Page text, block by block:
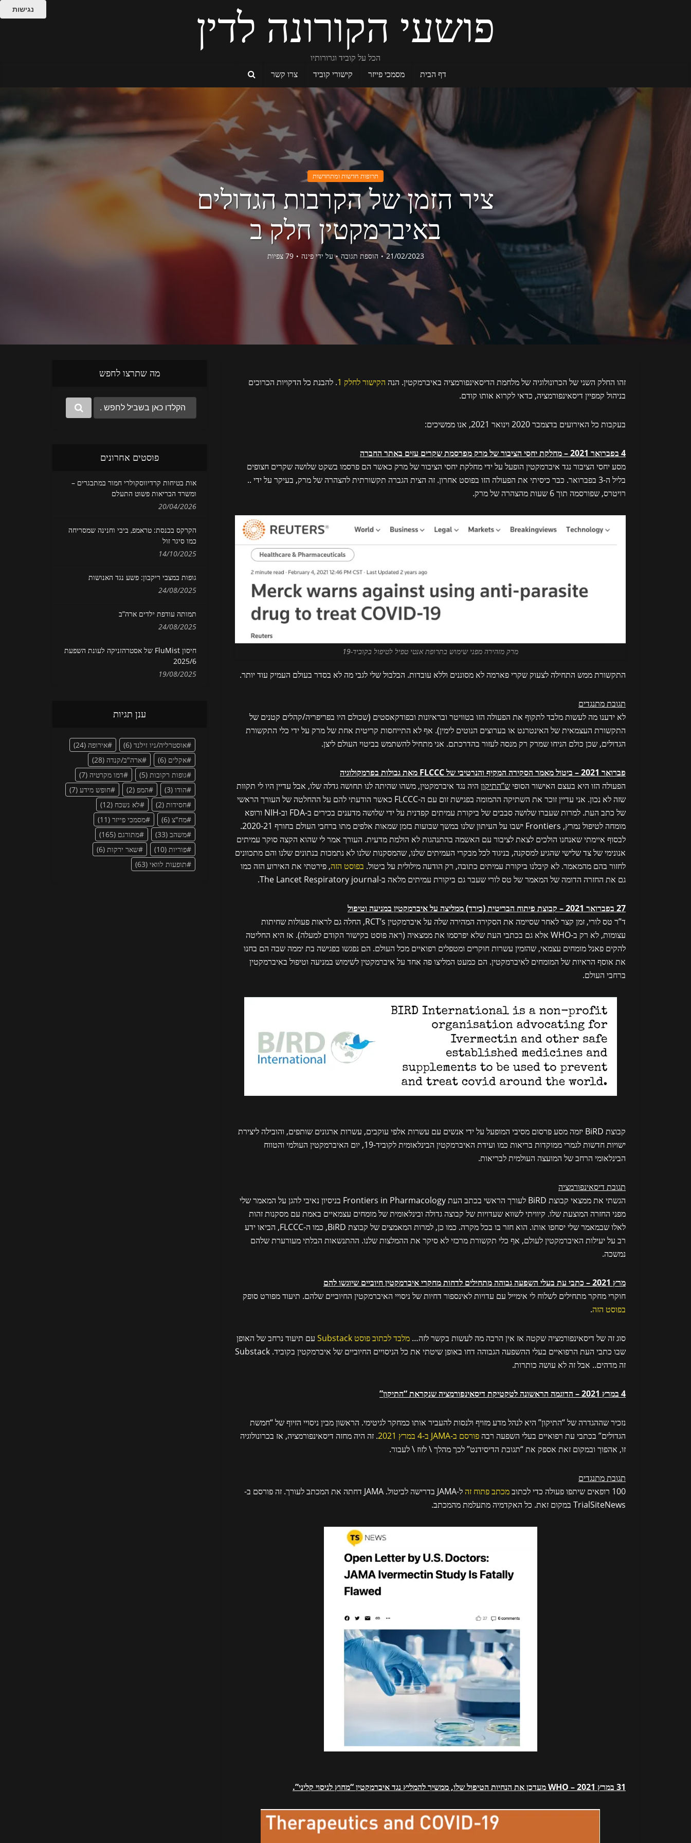
פושעי הקורונה לדין
הכל על קוביד וגרורותיו
דף הבית מסמכי פייזר קישורי קוביד צרו קשר
תרופות חדשות ומתחדשות
ציר הזמן של הקרבות הגדולים
באיברמקטין חלק ב
21/02/2023 הוספת תגובה על ידיפינה 79 צפיות
מה שתרצו לחפש
פוסטים אחרונים
אות בטיחות קרדיווסקולרי חמור במתבגרים –
ומשרד הבריאות פשוט התעלם
20/04/2026
הקרקס בכנסת: טראמפ, ביבי וחנינה שמסריחה
כמו סיגר זול
14/10/2025
גופות במצבי ריקבון: פשע נגד האנושות
24/08/2025
תמותה עודפת ילדים ארה”ב
24/08/2025
חיסון FluMist של אסטרהזניקה לעונת השפעת
2025/6
19/08/2025
ענן תגיות
אוסטרליה/ניו זילנד (6) אירופה (24)
אקלים (6) ארה"ב/קנדה (28)
גופות רקובות (5) דמו מקרטיה (7)
הודו (3) המפ (2) חופש מידע (7)
חסידות (2) לא נשכח (12)
מח"צ (6) מסמכי פייזר (11)
משהב (33) מתורגם (165)
פוריות (10) שאר ירקות (6)
תופעות לוואי (63)
זהו החלק השני של הכרונולוגיה של מלחמת הדיסאינפורמציה באיברמקטין. הנה הקישור לחלק 1
. להבנת כל הדקויות הכרוכים
בניהול קמפיין דיסאינפורמציה, כדאי לקרוא אותו קודם.
בעקבות כל האירועים בדצמבר 2020 וינואר 2021, אנו ממשיכים:
4 בפברואר 2021 – מחלקת יחסי הציבור של מרק מפרסמת שקרים עזים באתר החברה
מסע יחסי הציבור נגד איברמקטין הופעל על ידי מחלקת יחסי הציבור של מרק כאשר הם פרסמו בשקט שלושה שקרים חצופים
בליל ה-3 בפברואר. כבר כיסיתי את הפעולה הזו בפוסט אחרון. זה הצית הגברה תקשורתית להצהרה של מרק, בעיקר על ידי ..
רויטרס, שפורסמה תוך 6 שעות מהצהרה של מרק.
מרק מזהירה מפני שימוש בתרופת אנטי טפיל לטיפול בקוביד-19
התקשורת ממש התחילה לצעוק שקרי פארמה לא מסוננים וללא עובדות. הבלבול שלי לגבי מה לא בסדר בעולם העמיק עוד יותר.
תגובת מתנגדים
לא ידענו מה לעשות מלבד לתקוף את הפעולה הזו בטוויטר ובראיונות ובפודקאסטים (שכולם היו בפריפריה/קהלים קטנים של
התקשורת העצמאית של האינטרנט או בערוצים הנוטים לימין). אף לא התייחסות קריטית אחת של מרק על ידי כלי התקשורת
הגדולים, שכן כולם הניחו שמרק רק מנסה לעזור בהדרכתם. אני מתחיל להשתמש בביטוי העולם ליצן.
פברואר 2021 – ביטול מאמר הסקירה המקיף והנרטיבי של FLCCC מאת גבולות בפרמקולוגיה
הפעולה הזו היא בעצם האישור הסופיש”התיקון היה נגד איברמקטין, משהו שהיתה לנו תחושה גדלה שלו, אבל עדיין היו לי תקוות
שזה לא נכון. אני עדיין זוכר את השתיקה ההמומה בפגישת זום עם ה-FLCCC כאשר הודעתי להם על ההחלטה של העורך הראשי
של כתב העת. למרות שעברו שלושה סבבים של ביקורת עמיתים קפדנית על ידי שלושה מדענים בכירים ב-FDA וב-NIH ורופא
מומחה לטיפול נמרץ, Frontiers ישבו על העיתון שלנו במשך שבועות בזמן שמאות אלפים מתו ברחבי העולם בחורף 2020-21.
לבסוף איימתי שאנחנו הולכים לצאת לציבור עם האשמה בהתנהגות לא הולמת מדעית. העורך אמר לי שהוא הקצה סוקר עמיתים
אנונימי של צד שלישי שהגיע למסקנה, בניגוד לכל מבקרי העמיתים שלנו, שהמסקנות שלנו לא נתמכות בנתונים שלנו והם מתכוונים
לחזור בהם מהמאמר. לא קיבלנו ביקורת עמיתים כתובה, רק הודעה מילולית על ביטול. בפוסט הזה, פירטתי את האירוע הזה כמו
גם את החזרה הדומה של המאמר של טס לורי שעבר גם ביקורת עמיתים מלאה ב-The Lancet Respiratory journal.
27 בפברואר 2021 – קבוצת פיתוח הבריטית (בירד) ממליצה על איברמקטין במניעה וטיפול
ד”ר טס לורי, זמן קצר לאחר שסיימה את הסקירה המהירה שלה על איברמקטין RCT’s, החלה גם לראות פעולות שחיתות
עצומות, לא רק ב-WHO אלא גם בכתבי העת שלא יפרסמו את ממצאיה (ראה פוסט בקישור הקודם למעלה). אז היא החליטה
להקים פאנל מומחים עצמאי, שהזמין עשרות חוקרים ומטפלים רפואיים מכל העולם. הם נפגשו בפגישה בת יממה שבה הם בחנו
את אוסף הראיות של המומחים לאיברמקטין. הם כמעט המליצו פה אחד על איברמקטין לשימוש במניעה וטיפול באיברמקטין
ברחבי העולם.
קבוצת BiRD יזמה מסע פרסום מסיבי המופעל על ידי אנשים עם עשרות אלפי עוקבים, עשרות ארגונים שותפים, והובילה ליצירת
ישויות חדשות לגמרי ממוקדות בריאות כמו ועידת האיברמקטין הבינלאומית לקוביד-19, יום האיברמקטין העולמי והטווח
הבינלאומי הרחב של המועצה העולמית לבריאות.
תגובת דיסאינפורמציה
הגשתי את ממצאי קבוצת BiRD לעורך הראשי בכתב העת Frontiers in Pharmacology בניסיון נאיבי להגן על המאמר שלי
מפני החזרה המוצעת שלו. קיוויתי לשווא שעדויות של קבוצה גדולה ובינלאומית של מומחים עצמאיים באמת עם מסקנות זהות
לאלו שבמאמר שלי יסחפו אותו. הוא חזר בו בכל מקרה. כמו כן, למרות המאמצים של קבוצת BiRD, כמו ה-FLCCC, הביאו ידע
רב על יעילות האיברמקטין לעולם, אף כלי תקשורת מרכזי לא סיקר את ההמלצות שלנו. ההתנשאות הבלתי מעורערת שלהם
נמשכה.
מרץ 2021 – כתבי עת בעלי השפעה גבוהה מתחילים לדחות מחקרי איברמקטין חיוביים שיוגשו להם
חוקרי מחקר מתחילים לשלוח לי אימייל עם עדויות לאינספור דחיות של ניסויי האיברמקטין החיוביים שלהם. תיעוד מפורט סופק
בפוסט הזה.
סוג זה של דיסאינפורמציה שקטה אז אין הרבה מה לעשות בקשר לזה… מלבד לכתוב פוסט Substack
עם תיעוד נרחב של האופן
שבו כתבי העת הרפואיים בעלי ההשפעה הגבוהה דחו באופן שיטתי את כל הניסויים החיוביים של איברמקטין בקוביד. Substack
זה מדהים.. אבל זה לא עושה כותרות.
4 במרץ 2021 – הדוגמה הראשונה לטקטיקת דיסאינפורמציה שנקראת “התיקון”
נזכיר שההגדרה של “התיקון” היא לנהל מדע מזויף ולנסות להעביר אותו כמחקר לגיטימי. הראשון מבין ניסויי הזיוף של “חמשת
הגדולים” בכתבי עת רפואיים בעלי השפעה רבהפורסם ב-JAMA ב-4 במרץ 2021
. זה היה מחזה דיסאינפורמציה, אז בכרונולוגיה
זו, אהפוך ובמקום זאת אספק את “תגובת הדיסידנט” לכך מהלך \ לזוז \ לעבור.
תגובת מתנגדים
100 רופאים שיתפו פעולה כדי לכתוב
מכתב פתוח זה
ל-JAMA בדרישה לביטול. JAMA דחתה את המכתב לעורך. זה פורסם ב-
TrialSiteNews במקום זאת. כל האקדמיה מתעלמת מהמכתב.
31 במרץ 2021 – WHO מעדכן את הנחיות הטיפול שלו, ממשיך להמליץ נגד איברמקטין “מחוץ לניסוי קליני”.
נגישות